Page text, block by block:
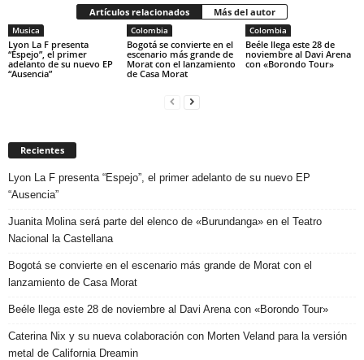
Artículos relacionados Más del autor
Musica
Lyon La F presenta
“Espejo”, el primer
adelanto de su nuevo EP
“Ausencia”
Colombia
Bogotá se convierte en el
escenario más grande de
Morat con el lanzamiento
de Casa Morat
Colombia
Beéle llega este 28 de
noviembre al Davi Arena
con «Borondo Tour»
Recientes
Lyon La F presenta “Espejo”, el primer adelanto de su nuevo EP
“Ausencia”
Juanita Molina será parte del elenco de «Burundanga» en el Teatro
Nacional la Castellana
Bogotá se convierte en el escenario más grande de Morat con el
lanzamiento de Casa Morat
Beéle llega este 28 de noviembre al Davi Arena con «Borondo Tour»
Caterina Nix y su nueva colaboración con Morten Veland para la versión
metal de California Dreamin